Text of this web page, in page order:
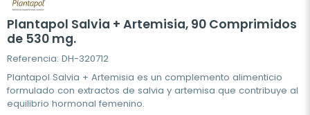
Plantapol Salvia + Artemisia, 90 Comprimidos
de 530 mg.
Referencia: DH-320712
Plantapol Salvia + Artemisia es un complemento alimenticio
formulado con extractos de salvia y artemisa que contribuye al
equilibrio hormonal femenino.